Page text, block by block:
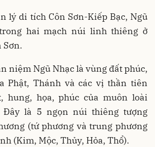
lý di tích Côn Sơn-Kiếp Bạc, Ngũ
hai mạch núi linh thiêng ở
Sơn.
niệm Ngũ Nhạc là vùng đất phúc,
Phật, Thánh và các vị thần tiên
hung, họa, phúc của muôn loài
là 5 ngọn núi thiêng tượng
(tứ phương và trung phương
(Kim, Mộc, Thủy, Hỏa, Thổ).